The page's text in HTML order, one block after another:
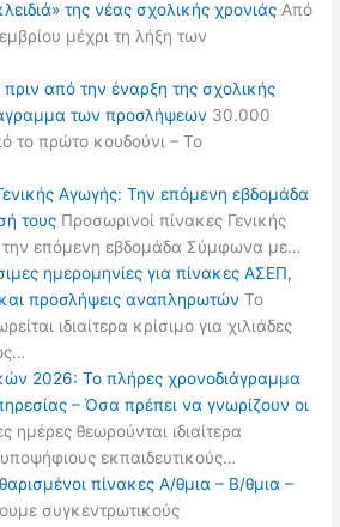
της νέας σχολικής χρονιάς Από
μέχρι τη λήξη των
από την έναρξη της σχολικής
των προσλήψεων 30.000
το πρώτο κουδούνι – Το
Αγωγής: Την επόμενη εβδομάδα
τους Προσωρινοί πίνακες Γενικής
την επόμενη εβδομάδα Σύμφωνα με…
ημερομηνίες για πίνακες ΑΣΕΠ,
προσλήψεις αναπληρωτών Το
ιδιαίτερα κρίσιμο για χιλιάδες
2026: Το πλήρες χρονοδιάγραμμα
– Όσα πρέπει να γνωρίζουν οι
ημέρες θεωρούνται ιδιαίτερα
υποψήφιους εκπαιδευτικούς…
πίνακες Α/θμια – Β/θμια –
συγκεντρωτικούς